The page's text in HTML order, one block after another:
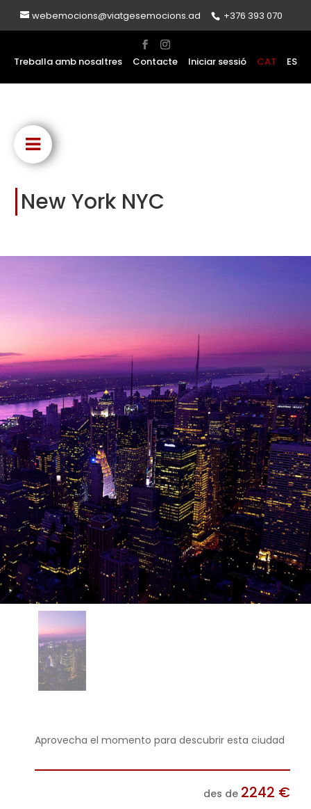
webemocions@viatgesemocions.ad +376 393 070
Treballa amb nosaltres Contacte Iniciar sessió CAT ES
New York NYC
Aprovecha el momento para descubrir esta ciudad
des de 2242 €